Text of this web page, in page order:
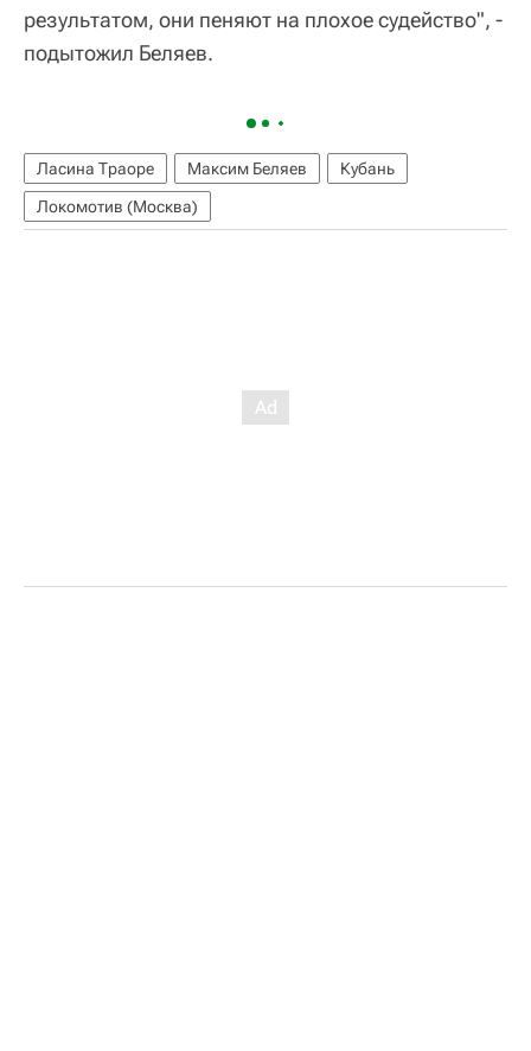
результатом, они пеняют на плохое судейство", -
подытожил Беляев.
Ласина Траоре Максим Беляев
Кубань
Локомотив (Москва)